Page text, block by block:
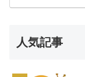
人気記事